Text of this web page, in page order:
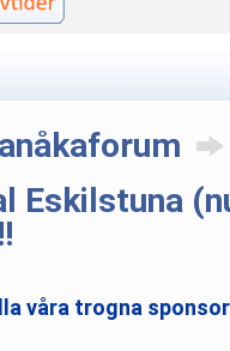
Eskilstuna
våra trogna